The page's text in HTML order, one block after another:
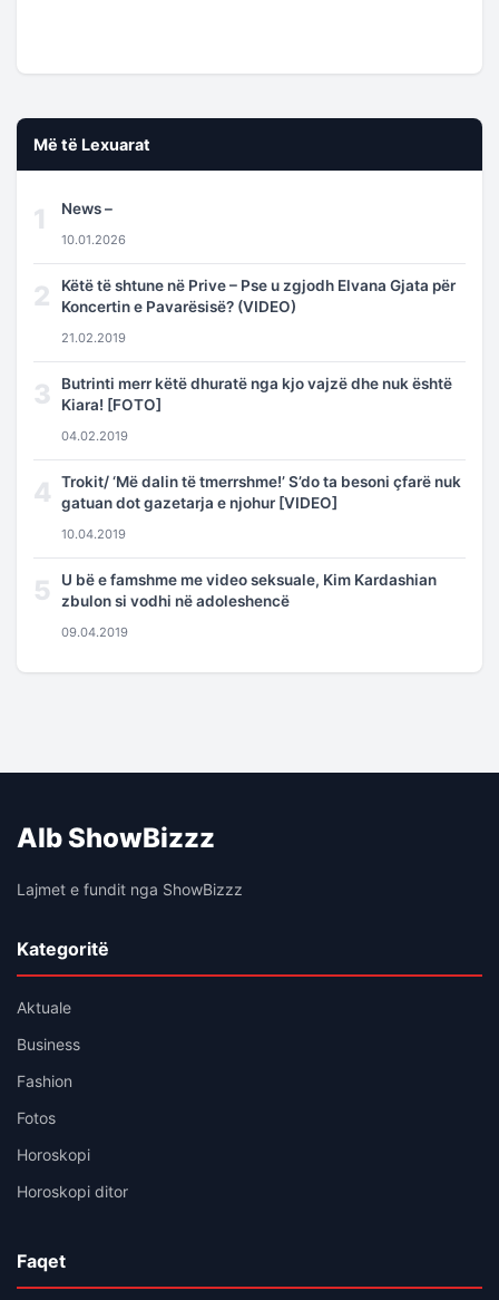
Më të Lexuarat
1 News –
10.01.2026
2
Këtë të shtune në Prive – Pse u zgjodh Elvana Gjata për
Koncertin e Pavarësisë? (VIDEO)
21.02.2019
3
Butrinti merr këtë dhuratë nga kjo vajzë dhe nuk është
Kiara! [FOTO]
04.02.2019
4
Trokit/ ‘Më dalin të tmerrshme!’ S’do ta besoni çfarë nuk
gatuan dot gazetarja e njohur [VIDEO]
10.04.2019
5
U bë e famshme me video seksuale, Kim Kardashian
zbulon si vodhi në adoleshencë
09.04.2019
Alb ShowBizzz
Lajmet e fundit nga ShowBizzz
Kategoritë
Aktuale
Business
Fashion
Fotos
Horoskopi
Horoskopi ditor
Faqet